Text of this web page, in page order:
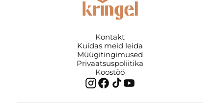
Kontakt
Kuidas meid leida
Müügitingimused
Privaatsuspoliitika
Koostöö